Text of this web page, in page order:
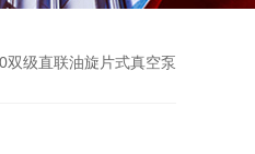
双级直联油旋片式真空泵